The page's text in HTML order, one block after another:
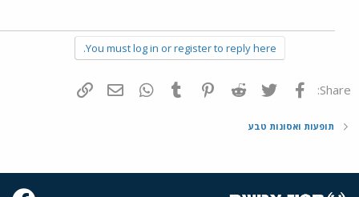
You must log in or register to reply here.
Share: פייסבוק Twitter
Reddit
Pinterest
Tumblr
WhatsAppדואר אלקטרוני
תופעות ואסונות טבע